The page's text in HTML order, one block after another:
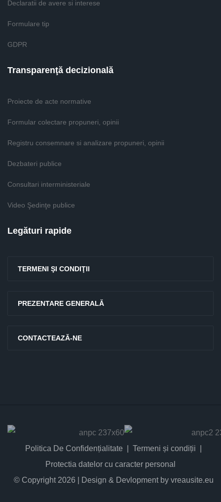
Declaratii de avere si interese
Formulare tip
GDPR
Transparenţă decizională
Proiecte de acte normative
Formular colectare propuneri, opinii
Registru consemnare si analizare propuneri, opinii
Dezbateri publice
Consultari interministeriale
Video Şedinţe publice
Legături rapide
TERMENI ŞI CONDIŢII
PREZENTARE GENERALĂ
CONTACTEAZĂ-NE
Politica De Confidențialitate
Termeni și condiții
Protectia datelor cu caracter personal
© Copyright 2026 | Design & Devlopment by vreausite.eu